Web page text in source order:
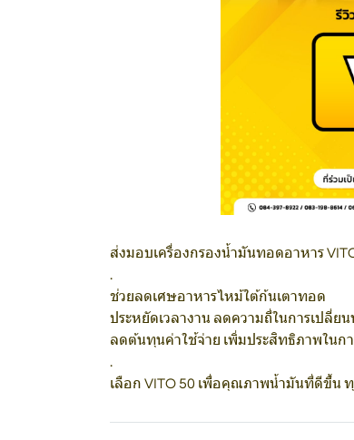
ส่งมอบเครื่องกรองน้ำมันทอดอาหาร
.
ช่วยลดเศษอาหารไหม้ใต้ก้นเตาทอด
ประหยัดเวลางาน ลดความถี่ในการเปลี่ย
ลดต้นทุนค่าใช้จ่าย เพิ่มประสิทธิภาพในก
.
เลือก VITO 50 เพื่อคุณภาพน้ำมันที่ดีขึ้น